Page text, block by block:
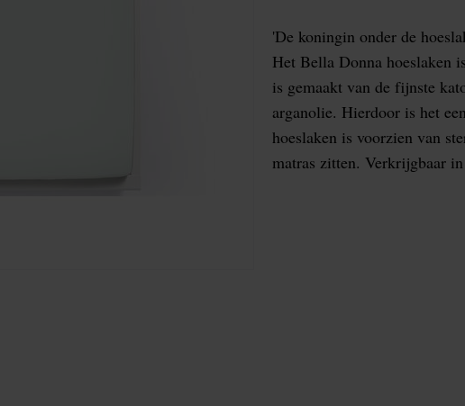
'De koningin onder de
Het Bella Donna hoeslaken
is gemaakt van de fijnste
arganolie. Hierdoor is het
hoeslaken is voorzien van
matras zitten. Verkrijgbaar